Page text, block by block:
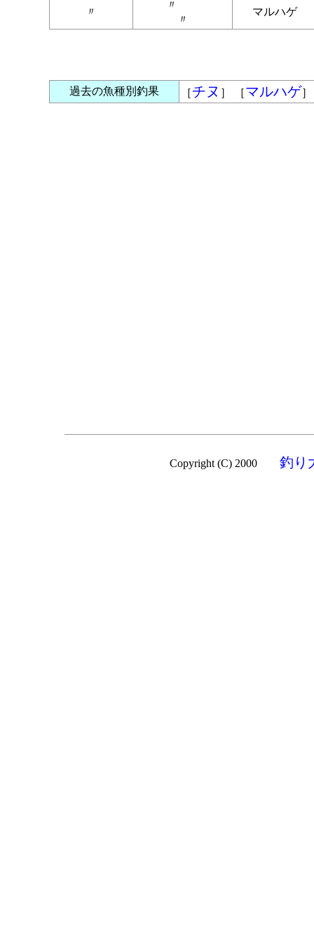
〃
〃
〃
マルハゲ
過去の魚種別釣果 ［チヌ ］ ［マルハゲ
Copyright (C) 2000 釣り